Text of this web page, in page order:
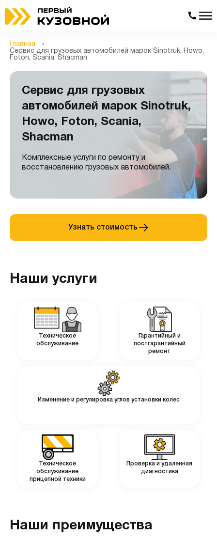
Главная
Сервис для грузовых автомобилей марок Sinotruk, Howo,
Foton, Scania, Shacman
Сервис для грузовых
автомобилей марок Sinotruk,
Howo, Foton, Scania,
Shacman
Комплексные услуги по ремонту и
восстановлению грузовых автомобилей.
Узнать стоимость
Наши услуги
Техническое
обслуживание
Гарантийный и
постгарантийный
ремонт
Изменение и регулировка углов установки колес
Техническое
обслуживание
прицепной техники
Проверка и удаленная
диагностика
Наши преимущества